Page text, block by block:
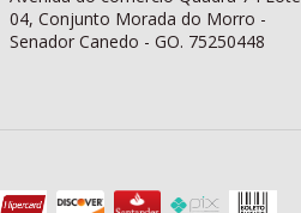
04, Conjunto Morada do Morro -
Senador Canedo - GO. 75250448